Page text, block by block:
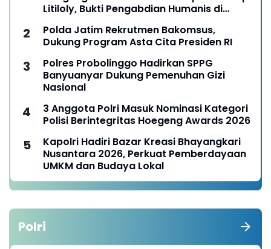
Litiloly, Bukti Pengabdian Humanis di
Polda Jatim Rekrutmen Bakomsus,
Dukung Program Asta Cita Presiden RI
Polres Probolinggo Hadirkan SPPG
Banyuanyar Dukung Pemenuhan Gizi
Nasional
3 Anggota Polri Masuk Nominasi Kategori
Polisi Berintegritas Hoegeng Awards 2026
Kapolri Hadiri Bazar Kreasi Bhayangkari
Nusantara 2026, Perkuat Pemberdayaan
UMKM dan Budaya Lokal
Polri